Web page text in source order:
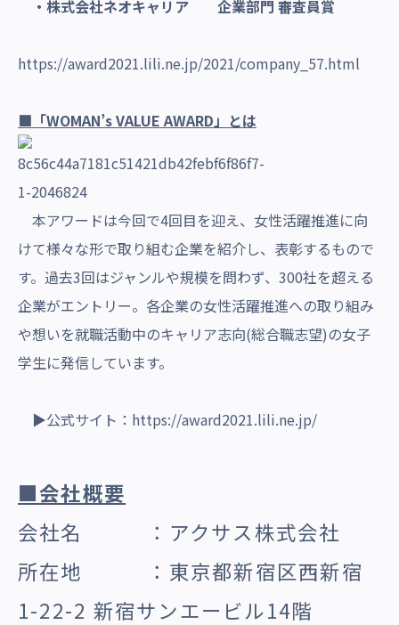
・株式会社ネオキャリア 企業部門 審査員賞
https://award2021.lili.ne.jp/2021/company_57.html
■ 「WOMAN’s VALUE AWARD」とは
本アワードは今回で4回目を迎え、女性活躍推進に向
けて様々な形で取り組む企業を紹介し、表彰するもので
す。過去3回はジャンルや規模を問わず、300社を超える
企業がエントリー。各企業の女性活躍推進への取り組み
や想いを就職活動中のキャリア志向(総合職志望)の女子
学生に発信しています。
▶公式サイト： https://award2021.lili.ne.jp/
■会社概要
会社名 ：アクサス株式会社
所在地 ：東京都新宿区西新宿
1-22-2 新宿サンエービル14階